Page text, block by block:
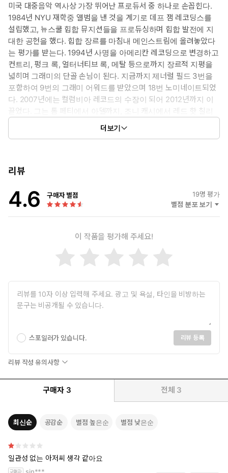
미국 대중음악 역사상 가장 뛰어난 프로듀서 중 하나로 손꼽힌다.
1984년 NYU 재학중 앨범을 낸 것을 계기로 데프 잼 레코딩스를
설립했고, 뉴스쿨 힙합 뮤지션들을 프로듀싱하며 힙합 발전에 지
대한 공헌을 했다. 힙합 장르를 마침내 메인스트림에 올려놓았다
는 평가를 받는다. 1994년 사명을 아메리칸 레코딩으로 변경하고
컨트리, 펑크 록, 얼터너티브 록, 메탈 등으로까지 장르적 지평을
넓히며 그래미의 단골 손님이 된다. 지금까지 제너럴 필드 3번을
포함하여 9번의 그래미 어워드를 받았으며 18번 노미네이트되었
다. 2007년에는 컬럼비아 레코드의 수장이 되어 2012년까지 이
끌었다. 그는 톰 페티에서 아델까지, 조니 캐시에서 레드 핫 칠리
페퍼스까지, 비스티 보이즈에서 슬레이어까지, 카니예 웨스트에
서 스트로크까지, 시스템 오브 어 다운에서 JAY-Z까지 여러 장르
티넘 앨범(1백만 장 이상)은 셀 수 없고, 특히 2012년 아델의 21은
았다. 가장 최근에는 2021년에 스트록스의 정규 6집으로 그래미 최
우수 록 앨범상을 수상했다.
예술성과 상업성을 한꺼번에 움켜쥔 재능 넘치는 프로듀서이자
더보기
리뷰
4.6 구매자 별점 19명 평가
별점 분포 보기
이 작품을 평가해 주세요!
스포일러가 있습니다. 리뷰 등록
리뷰 작성 유의사항
구매자 3 전체 3
최신순 공감순 별점 높은순 별점 낮은순
일관성 없는 아저씨 생각 같아요